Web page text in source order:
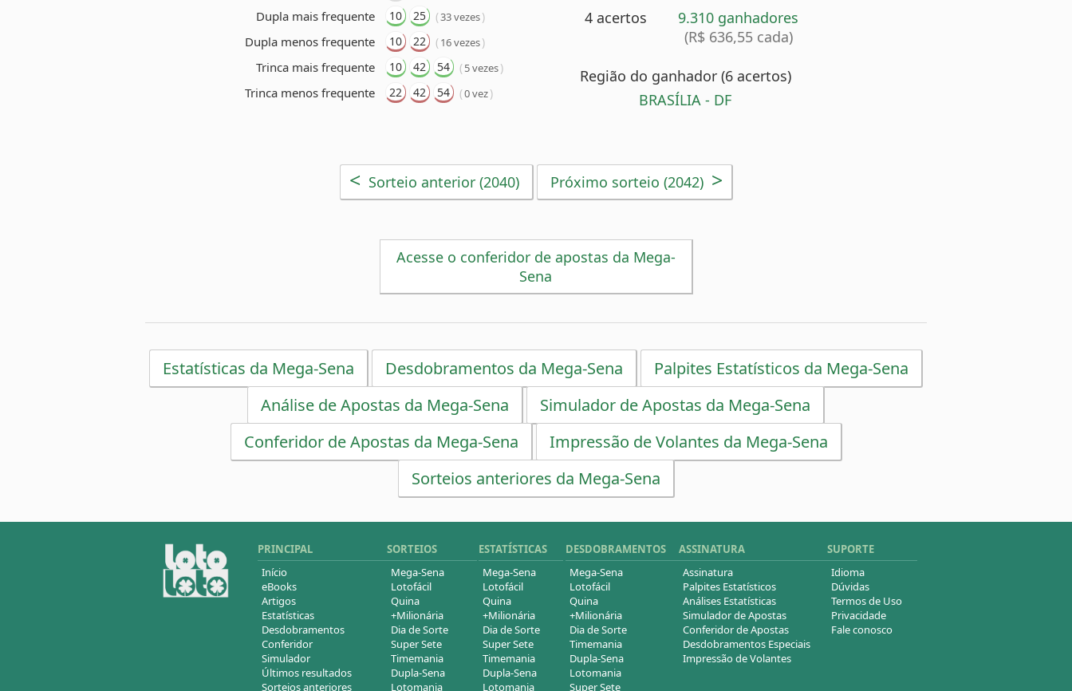
Dupla mais frequente 10 25 (33 vezes)
Dupla menos frequente 10 22 (16 vezes)
Trinca mais frequente 10 42 54 (5 vezes)
Trinca menos frequente 22 42 54 (0 vez)
4 acertos
9.310 ganhadores
(R$ 636,55 cada)
Região do ganhador (6 acertos)
BRASÍLIA - DF
< Sorteio anterior (2040) Próximo sorteio (2042) >
Acesse o conferidor de apostas da Mega-
Sena
Estatísticas da Mega-Sena Desdobramentos da Mega-Sena
Palpites Estatísticos da Mega-Sena
Análise de Apostas da Mega-Sena
Simulador de Apostas da Mega-Sena
Conferidor de Apostas da Mega-Sena
Impressão de Volantes da Mega-Sena
Sorteios anteriores da Mega-Sena
PRINCIPAL
Início
eBooks
Artigos
Estatísticas
Desdobramentos
Conferidor
Simulador
Últimos resultados
Sorteios anteriores
SORTEIOS
Mega-Sena
Lotofácil
Quina
+Milionária
Dia de Sorte
Super Sete
Timemania
Dupla-Sena
Lotomania
ESTATÍSTICAS
Mega-Sena
Lotofácil
Quina
+Milionária
Dia de Sorte
Super Sete
Timemania
Dupla-Sena
Lotomania
DESDOBRAMENTOS
Mega-Sena
Lotofácil
Quina
+Milionária
Dia de Sorte
Timemania
Dupla-Sena
Lotomania
Super Sete
ASSINATURA
Assinatura
Palpites Estatísticos
Análises Estatísticas
Simulador de Apostas
Conferidor de Apostas
Desdobramentos Especiais
Impressão de Volantes
SUPORTE
Idioma
Dúvidas
Termos de Uso
Privacidade
Fale conosco